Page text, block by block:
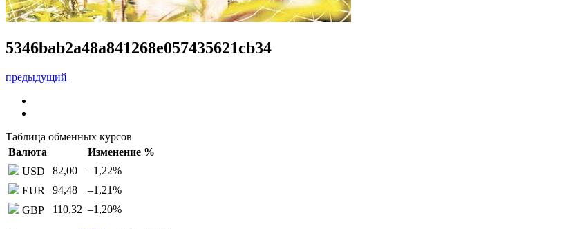
5346bab2a48a841268e057435621cb34
предыдущий
Таблица обменных курсов
Валюта
Изменение %
USD
82,00 –1,22%
EUR
94,48 –1,21%
GBP
110,32 –1,20%